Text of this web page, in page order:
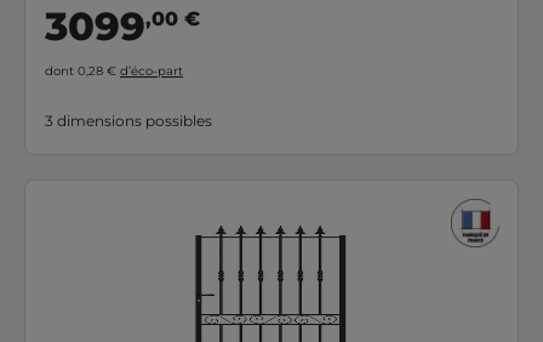
3099,00 €
dont 0,28 € d’éco-part
3 dimensions possibles